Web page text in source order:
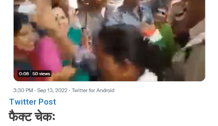
Twitter Post
फैक्ट चेकः